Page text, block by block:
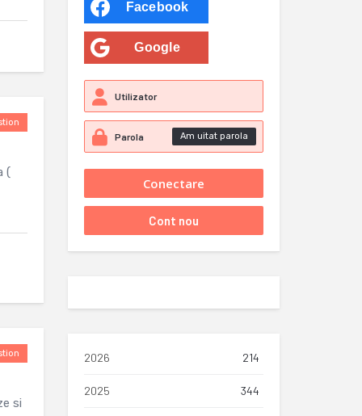
(
si
Facebook
Google
Am uitat parola
2026 214
2025 344